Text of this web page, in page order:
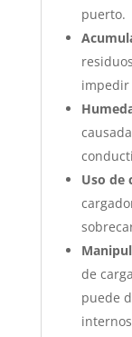
puerto.
impedir
Uso de
de
puede